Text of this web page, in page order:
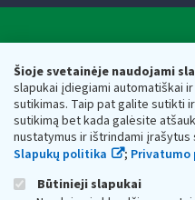
Šioje svetainėje naudojami
slapukai įdiegiami automatiškai
sutikimas. Taip pat galite sutikti
sutikimą bet kada galėsite
nustatymus ir ištrindami įrašytus
Slapukų politika
;
Būtinieji slapukai
Respublikos finansų
Biudžetinė įstaiga. Juridinio
adresas: Vasario 16-osios g. 14,
vmi@vmi.lt, E. pristatymo
Duomenys apie Valstybinę
Respublikos finansų ministerijos